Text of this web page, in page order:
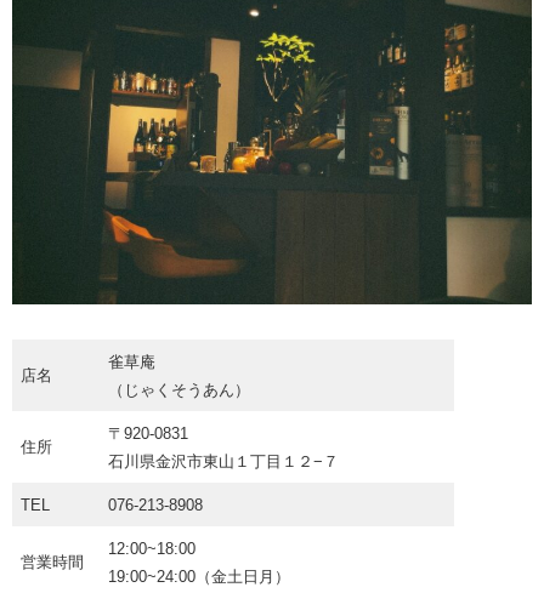
店名
雀草庵
（じゃくそうあん）
住所
〒920-0831
石川県金沢市東山１丁目１２−７
TEL 076-213-8908
営業時間
12:00~18:00
19:00~24:00（金土日月）